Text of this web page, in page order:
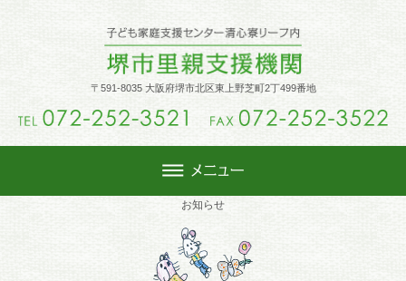
〒591-8035 大阪府堺市北区東上野芝町2丁499番地
お知らせ
トップ
里親制度
里親になるには
週末里親